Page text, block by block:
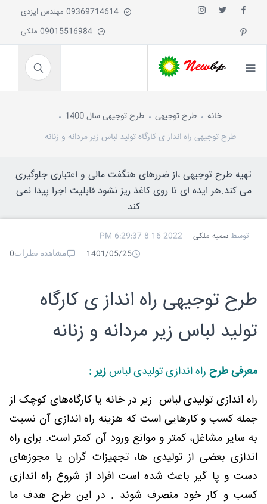
خانه طرح توجیهی
طرح توجیهی سال 1400
طرح توجیهی راه انداز ی کارگاه تولید لباس زیر مردانه و زنانه
تهیه طرح توجیهی ،از ضررهای هنگفت مالی و اعتباری جلوگیری
می کند.هر ایده ای تا روی کاغذ ریز نشود قابلیت اجرا پیدا نمی
کند
توسط سمیه ملکی
8-16-2022 6:29:37 PM
1401/05/25
مشاهده نظرات0
طرح توجیهی راه انداز ی کارگاه
تولید لباس زیر مردانه و زنانه
معرفی طرح راه اندازی تولیدی لباسزیر :
راه اندازی تولیدی لباس زیر در خانه یا کارگاه‌های کوچک از
جمله کسب و کارهایی است که هزینه راه اندازی آن نسبت
به سایر مشاغل، کمتر و موانع ورود آن کمتر است. برای راه
اندازی بعضی از تولیدی ها، تجهیزات گران یا مجوزهای
دست و پا گیر باعث شده است افراد از شروع راه اندازی
کسب و کار خود منصرف شوند . در این طرح هدف ما